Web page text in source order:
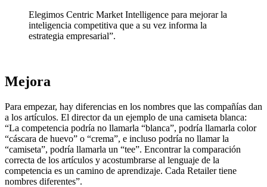
Elegimos Centric Market Intelligence para mejorar la
inteligencia competitiva que a su vez informa la
estrategia empresarial”.
Mejora
Para empezar, hay diferencias en los nombres que las compañías dan
a los artículos. El director da un ejemplo de una camiseta blanca:
“La competencia podría no llamarla “blanca”, podría llamarla color
“cáscara de huevo” o “crema”, e incluso podría no llamar la
“camiseta”, podría llamarla un “tee”. Encontrar la comparación
correcta de los artículos y acostumbrarse al lenguaje de la
competencia es un camino de aprendizaje. Cada Retailer tiene
nombres diferentes”.